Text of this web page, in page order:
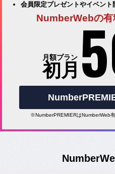
会員限定プレゼントやイベント
NumberWebの有
月額プラン
初月
※NumberPREMIERはNumberWeb